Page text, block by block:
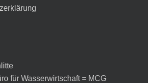
für Wasserwirtschaft = MCG